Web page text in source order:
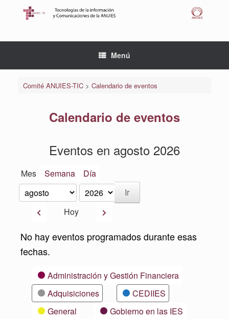
Menú
Comité ANUIES-TIC> Calendario de eventos
Calendario de eventos
Eventos en agosto 2026
Mes Semana Día
Mes
Año
AnteriorHoy Siguiente
No hay eventos programados durante esas
fechas.
CategoríasAdministración y Gestión Financiera
Adquisiciones
CEDIIES
General
Gobierno en las IES